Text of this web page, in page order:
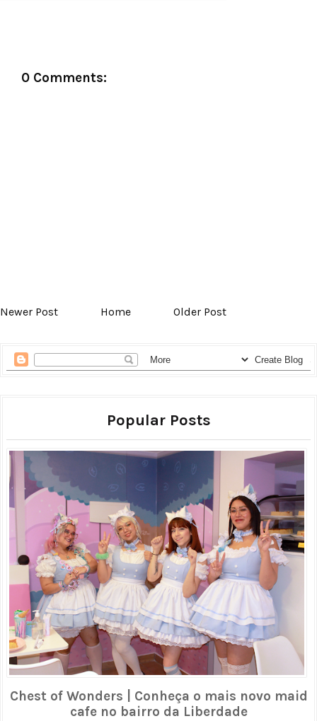
0 Comments:
Newer Post Home Older Post
Popular Posts
Chest of Wonders | Conheça o mais novo maid
cafe no bairro da Liberdade